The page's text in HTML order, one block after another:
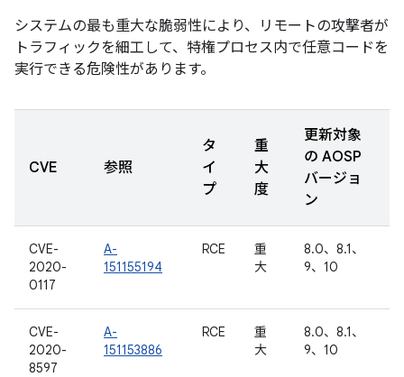
システムの最も重大な脆弱性により、リモートの攻撃者が
トラフィックを細工して、特権プロセス内で任意コードを
実行できる危険性があります。
CVE 参照
タ
イ
プ
重
大
度
更新対象
の AOSP
バージョ
ン
CVE-
2020-
0117
A-
151155194
RCE
重
大
8.0、8.1、
9、10
CVE-
2020-
8597
A-
151153886
RCE
重
大
8.0、8.1、
9、10